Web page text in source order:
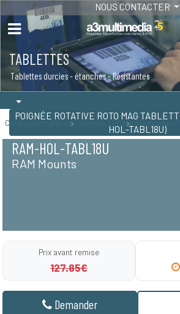
NOUS CONTACTER
TABLETTES
Tablettes durcies - étanches - Résistantes
POIGNÉE ROTATIVE ROTO MAG
HOL-TABL18U)
Catalogue matériel Tablettes / PDA Accessoires
RAM-HOL-TABL18U
RAM Mounts
Prix avant remise
127.85€
Demander